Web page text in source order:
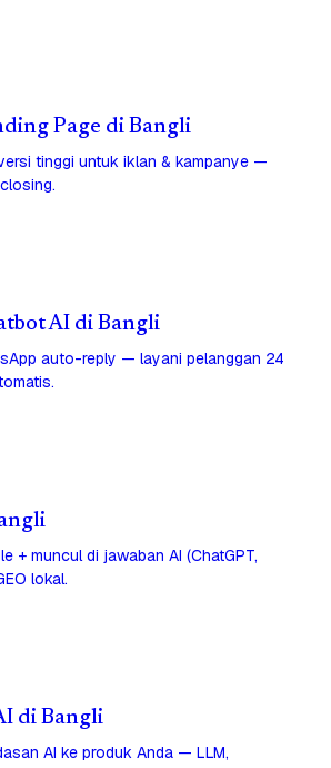
Page di Bangli
tinggi untuk iklan & kampanye —
AI di Bangli
auto-reply — layani pelanggan 24
+ muncul di jawaban AI (ChatGPT,
lokal.
di Bangli
AI ke produk Anda — LLM,